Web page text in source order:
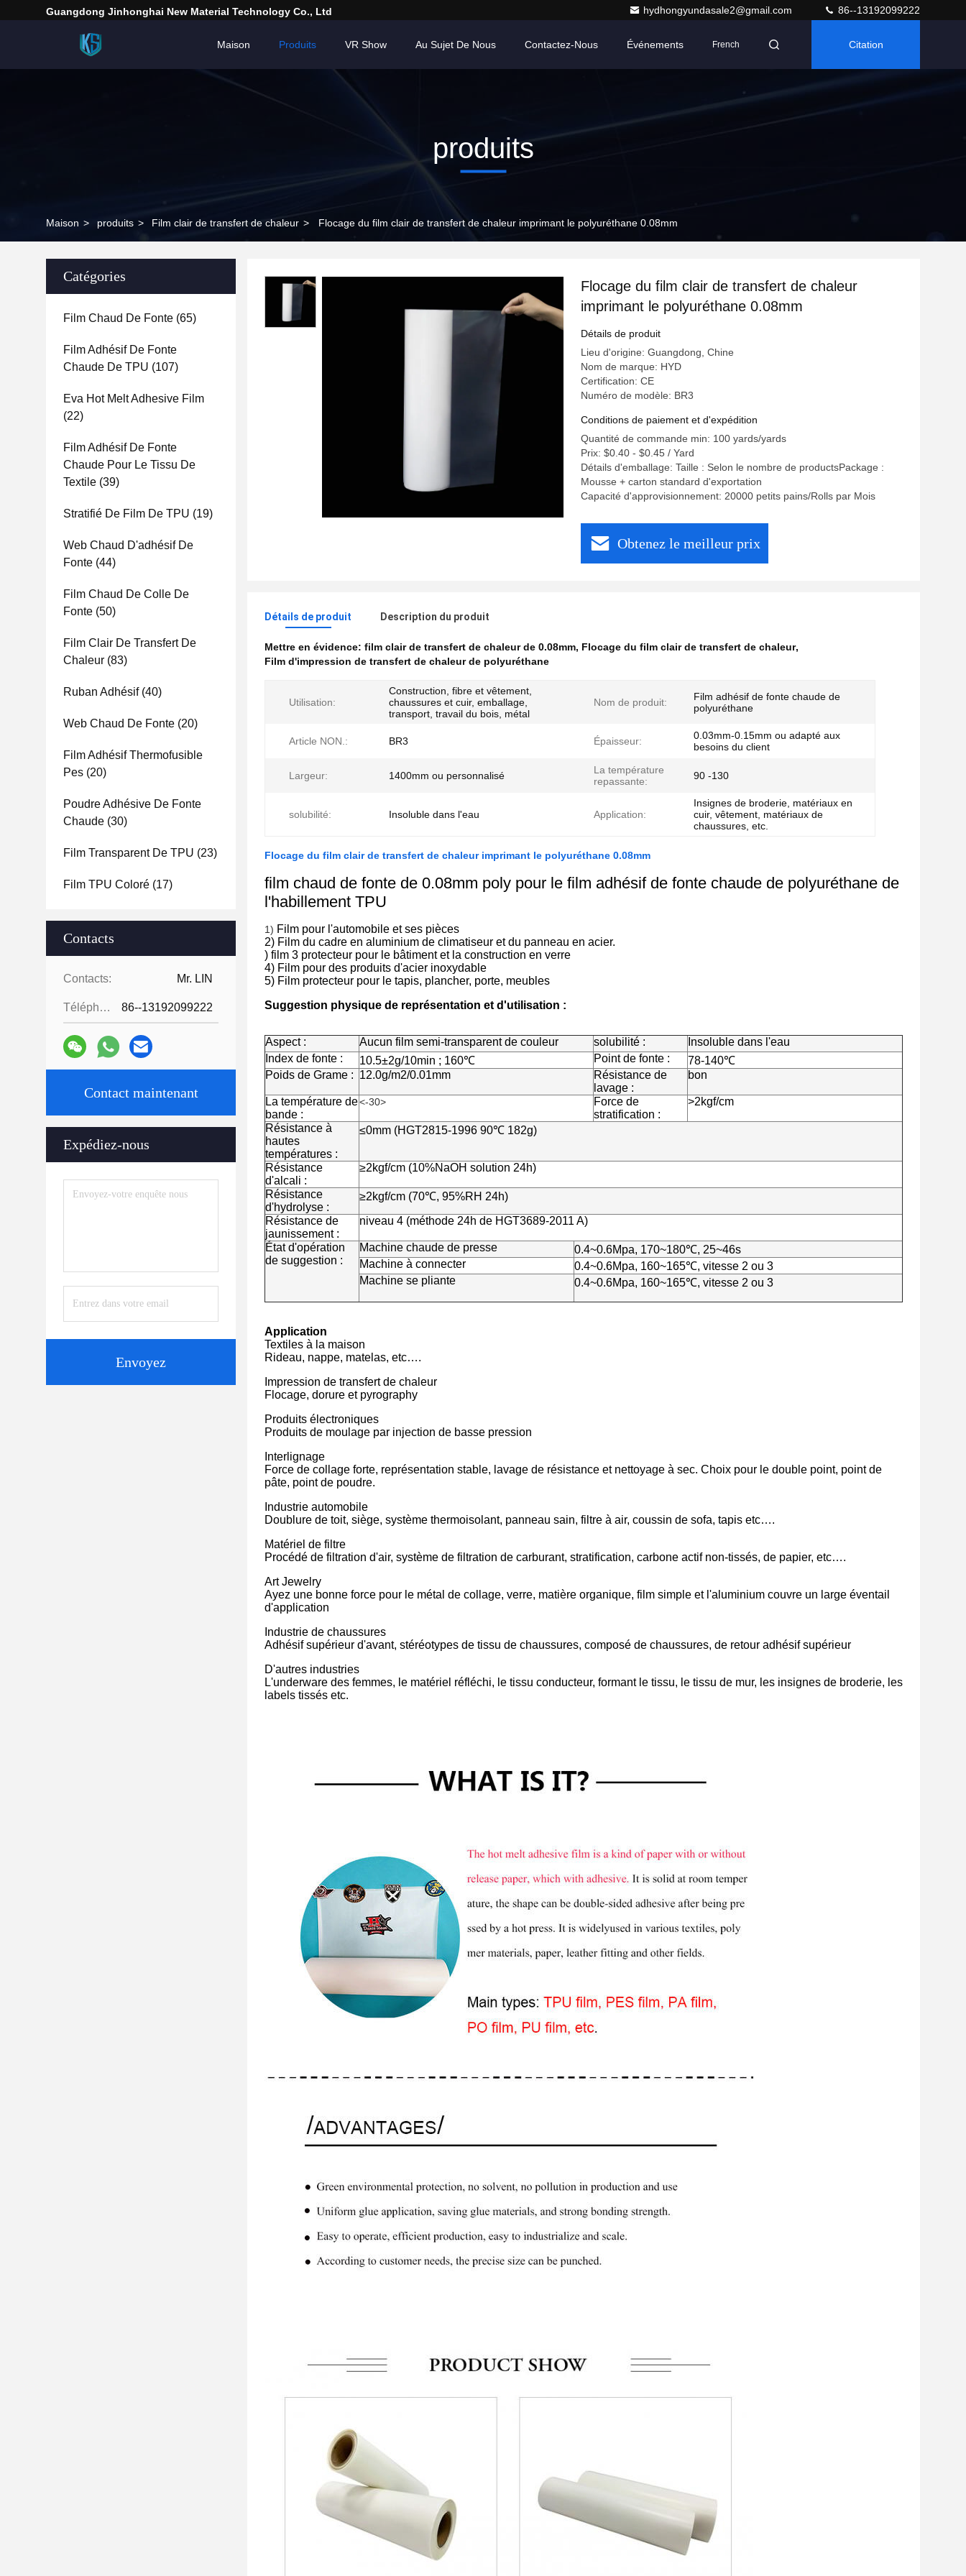
Guangdong Jinhonghai New Material Technology Co., Ltd hydhongyundasale2@gmail.com 86--13192099222
Maison Produits VR Show Au Sujet De Nous Contactez-Nous Événements French Citation
produits
Maison > produits > Film clair de transfert de chaleur > Flocage du film clair de transfert de chaleur imprimant le polyuréthane 0.08mm
Catégories
Film Chaud De Fonte (65)
Film Adhésif De Fonte
Chaude De TPU (107)
Eva Hot Melt Adhesive Film
(22)
Film Adhésif De Fonte
Chaude Pour Le Tissu De
Textile (39)
Stratifié De Film De TPU (19)
Web Chaud D'adhésif De
Fonte (44)
Film Chaud De Colle De
Fonte (50)
Film Clair De Transfert De
Chaleur (83)
Ruban Adhésif(40)
Web Chaud De Fonte (20)
Film Adhésif Thermofusible
Pes (20)
Poudre Adhésive De Fonte
Chaude (30)
Film Transparent De TPU (23)
Film TPU Coloré (17)
Contacts
Contacts: Mr. LIN
Téléphone: 86--13192099222
Contact maintenant
Expédiez-nous
Envoyez
Flocage du film clair de transfert de chaleur
imprimant le polyuréthane 0.08mm
Détails de produit
Lieu d'origine: Guangdong, Chine
Nom de marque: HYD
Certification: CE
Numéro de modèle: BR3
Conditions de paiement et d'expédition
Quantité de commande min: 100 yards/yards
Prix: $0.40 - $0.45 / Yard
Détails d'emballage: Taille : Selon le nombre de productsPackage :
Mousse + carton standard d'exportation
Capacité d'approvisionnement: 20000 petits pains/Rolls par Mois
Obtenez le meilleur prix
Détails de produit Description du produit
Mettre en évidence: film clair de transfert de chaleur de 0.08mm, Flocage du film clair de transfert de chaleur,
Film d'impression de transfert de chaleur de polyuréthane
Utilisation:
Construction, fibre et vêtement,
chaussures et cuir, emballage,
transport, travail du bois, métal
Nom de produit:
Film adhésif de fonte chaude de
polyuréthane
Article NON.: BR3 Épaisseur:
0.03mm-0.15mm ou adapté aux
besoins du client
Largeur: 1400mm ou personnalisé
La température
repassante:
90 -130
solubilité: Insoluble dans l'eau Application:
Insignes de broderie, matériaux en
cuir, vêtement, matériaux de
chaussures, etc.
Flocage du film clair de transfert de chaleur imprimant le polyuréthane 0.08mm
film chaud de fonte de 0.08mm poly pour le film adhésif de fonte chaude de polyuréthane de
l'habillement TPU
1) Film pour l'automobile et ses pièces
2) Film du cadre en aluminium de climatiseur et du panneau en acier.
) film 3 protecteur pour le bâtiment et la construction en verre
4) Film pour des produits d'acier inoxydable
5) Film protecteur pour le tapis, plancher, porte, meubles
Suggestion physique de représentation et d'utilisation :
Aspect : Aucun film semi-transparent de couleur solubilité :
Insoluble dans l'eau
Index de fonte :
10.5±2g/10min ; 160℃ Point de fonte :
78-140℃
Poids de Grame : 12.0g/m2/0.01mm
Résistance de
lavage :
bon
La température de
bande :
<-30>
Force de
stratification :
>2kgf/cm
Résistance à
hautes
températures :
≤0mm (HGT2815-1996 90℃ 182g)
Résistance
d'alcali :
≥2kgf/cm (10%NaOH solution 24h)
Résistance
d'hydrolyse :
≥2kgf/cm (70℃, 95%RH 24h)
Résistance de
jaunissement :
niveau 4 (méthode 24h de HGT3689-2011 A)
État d'opération
de suggestion :
Machine chaude de presse
0.4~0.6Mpa, 170~180℃, 25~46s
Machine à connecter
0.4~0.6Mpa, 160~165℃, vitesse 2 ou 3
Machine se pliante
0.4~0.6Mpa, 160~165℃, vitesse 2 ou 3
Application
Textiles à la maison
Rideau, nappe, matelas, etc….
Impression de transfert de chaleur
Flocage, dorure et pyrography
Produits électroniques
Produits de moulage par injection de basse pression
Interlignage
Force de collage forte, représentation stable, lavage de résistance et nettoyage à sec. Choix pour le double point, point de
pâte, point de poudre.
Industrie automobile
Doublure de toit, siège, système thermoisolant, panneau sain, filtre à air, coussin de sofa, tapis etc….
Matériel de filtre
Procédé de filtration d'air, système de filtration de carburant, stratification, carbone actif non-tissés, de papier, etc….
Art Jewelry
Ayez une bonne force pour le métal de collage, verre, matière organique, film simple et l'aluminium couvre un large éventail
d'application
Industrie de chaussures
Adhésif supérieur d'avant, stéréotypes de tissu de chaussures, composé de chaussures, de retour adhésif supérieur
D'autres industries
L'underware des femmes, le matériel réfléchi, le tissu conducteur, formant le tissu, le tissu de mur, les insignes de broderie, les
labels tissés etc.